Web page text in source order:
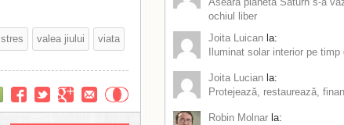
stres valea jiului viata
ochiul liber
Joita Luican la:
Iluminat solar interior pe timp
Joita Lucian la:
Protejează, restaurează,
Robin Molnar la: